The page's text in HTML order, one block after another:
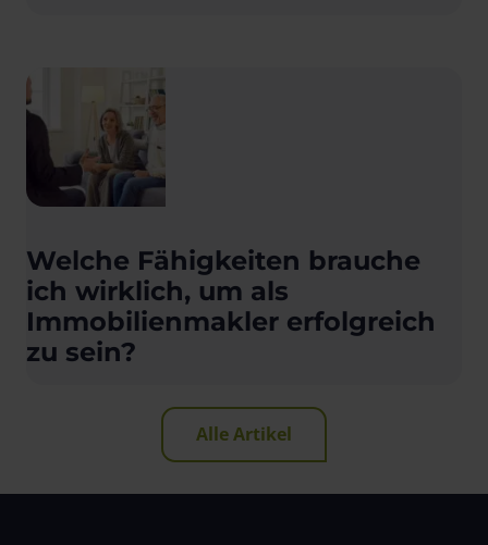
Welche Fähigkeiten brauche
ich wirklich, um als
Immobilienmakler erfolgreich
zu sein?
Alle Artikel